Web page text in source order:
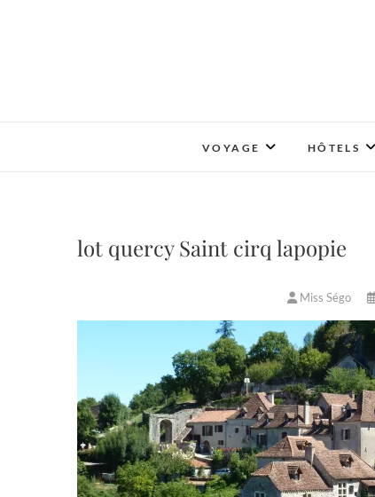
VOYAGE HÔTELS
lot quercy Saint cirq lapopie
Miss Ségo